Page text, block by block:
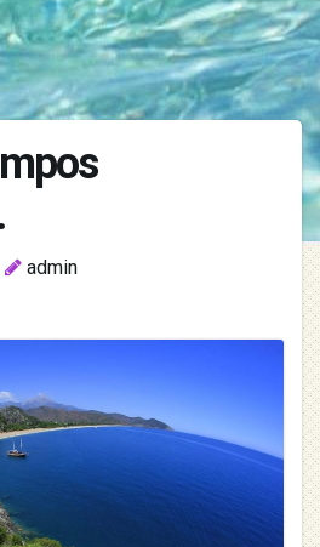
admin